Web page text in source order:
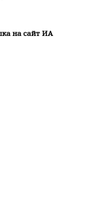
на сайт ИА